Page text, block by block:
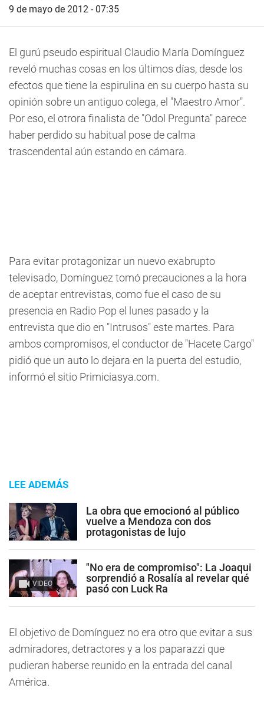
9 de mayo de 2012 - 07:35
El gurú pseudo espiritual Claudio María Domínguez
reveló muchas cosas en los últimos días, desde los
efectos que tiene la espirulina en su cuerpo hasta su
opinión sobre un antiguo colega, el "Maestro Amor".
Por eso, el otrora finalista de "Odol Pregunta" parece
haber perdido su habitual pose de calma
trascendental aún estando en cámara.
Para evitar protagonizar un nuevo exabrupto
televisado, Domínguez tomó precauciones a la hora
de aceptar entrevistas, como fue el caso de su
presencia en Radio Pop el lunes pasado y la
entrevista que dio en "Intrusos" este martes. Para
ambos compromisos, el conductor de "Hacete Cargo"
pidió que un auto lo dejara en la puerta del estudio,
informó el sitio Primiciasya.com.
LEE ADEMÁS
La obra que emocionó al público
vuelve a Mendoza con dos
protagonistas de lujo
VIDEO
"No era de compromiso": La Joaqui
sorprendió a Rosalía al revelar qué
pasó con Luck Ra
El objetivo de Domínguez no era otro que evitar a sus
admiradores, detractores y a los paparazzi que
pudieran haberse reunido en la entrada del canal
América.